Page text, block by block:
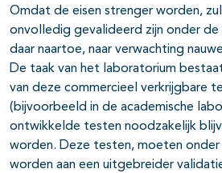
Omdat de eisen strenger worden,
onvolledig gevalideerd zijn onder de
daar naartoe, naar verwachting
De taak van het laboratorium
van deze commercieel verkrijgbare
(bijvoorbeeld in de academische
ontwikkelde testen noodzakelijk
worden. Deze testen, moeten
worden aan een uitgebreider